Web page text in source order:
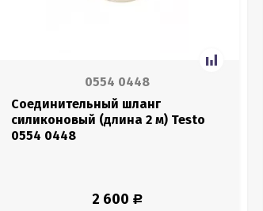
0554 0448
Соединительный шланг
силиконовый (длина 2 м) Testo
0554 0448
2 600 Р